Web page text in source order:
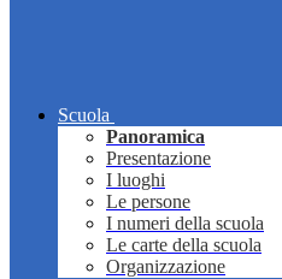
Scuola
Panoramica
Presentazione
I luoghi
Le persone
I numeri della scuola
Le carte della scuola
Organizzazione